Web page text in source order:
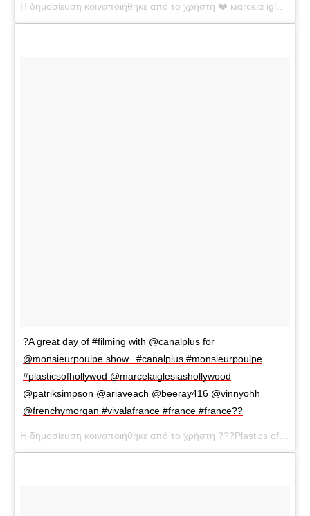
Η δημοσίευση κοινοποιήθηκε από το χρήστη ❤️ мαrcєlα ιglєѕιαѕ ❤️ (@marcelaiglesiashollywood) στις
?A great day of #filming with @canalplus for
@monsieurpoulpe show...#canalplus #monsieurpoulpe
#plasticsofhollywod @marcelaiglesiashollywood
@patriksimpson @ariaveach @beeray416 @vinnyohh
@frenchymorgan #vivalafrance #france #france??
Η δημοσίευση κοινοποιήθηκε από το χρήστη ???Plastics of Hollywood??? (@plasticsofhollywood) στις